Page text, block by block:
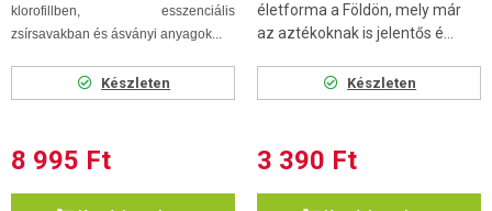
klorofillben, esszenciális
zsírsavakban és ásványi anyagok...
Készleten
8 995 Ft
életforma a Földön, mely már
az aztékoknak is jelentős é...
Készleten
3 390 Ft